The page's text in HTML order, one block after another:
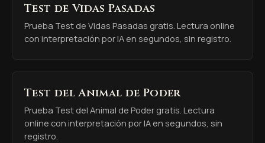
Test de Vidas Pasadas
Prueba Test de Vidas Pasadas gratis. Lectura online
con interpretación por IA en segundos, sin registro.
Test del Animal de Poder
Prueba Test del Animal de Poder gratis. Lectura
online con interpretación por IA en segundos, sin
registro.